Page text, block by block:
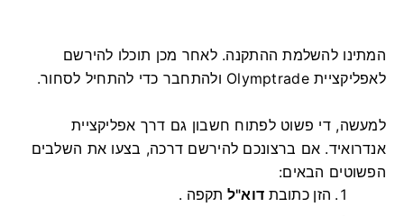
המתינו להשלמת ההתקנה. לאחר מכן תוכלו להירשם
לאפליקציית Olymptrade ולהתחבר כדי להתחיל לסחור.
למעשה, די פשוט לפתוח חשבון גם דרך אפליקציית
אנדרואיד. אם ברצונכם להירשם דרכה, בצעו את השלבים
הפשוטים הבאים:
הזן כתובת דוא"ל תקפה .